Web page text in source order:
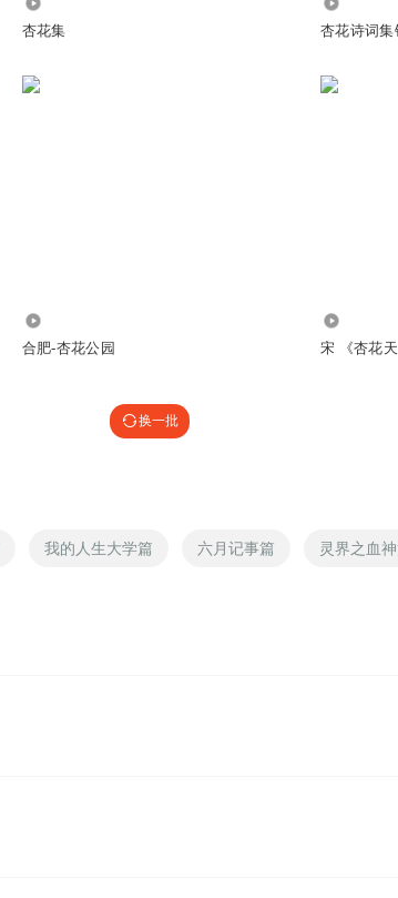
杏花集 杏花诗词集
合肥-杏花公园 宋 《杏花
换一批
我的人生大学篇 六月记事篇 灵界之血